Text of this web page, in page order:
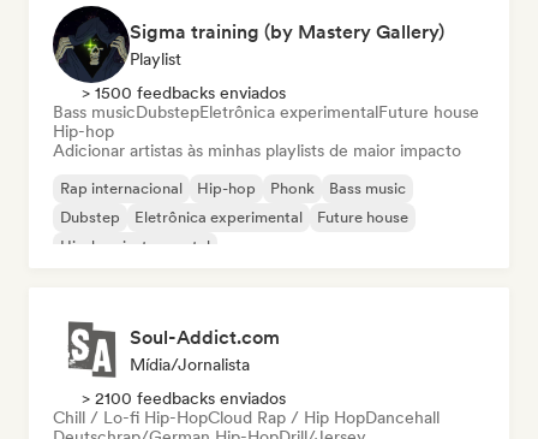
Sigma training (by Mastery Gallery)
Playlist
> 1500 feedbacks enviados
Bass musicDubstepEletrônica experimentalFuture house
Hip-hop
Adicionar artistas às minhas playlists de maior impacto
Rap internacional Hip-hop Phonk
Bass music
Dubstep
Eletrônica experimental
Future house
Hip-hop instrumental
Soul-Addict.com
Mídia/Jornalista
> 2100 feedbacks enviados
Chill / Lo-fi Hip-HopCloud Rap / Hip HopDancehall